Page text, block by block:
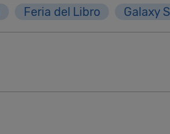
Feria del Libro Galaxy